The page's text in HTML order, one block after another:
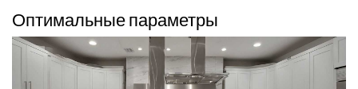
Оптимальные параметры